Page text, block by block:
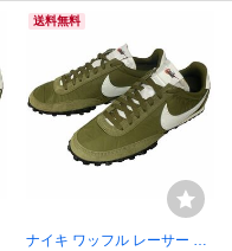
送料無料
ナイキ ワッフル レーサー 27.